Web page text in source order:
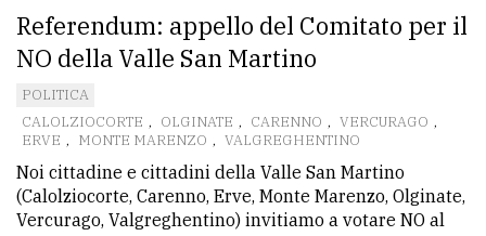
Referendum: appello del Comitato per il
NO della Valle San Martino
POLITICA
CALOLZIOCORTE , OLGINATE , CARENNO , VERCURAGO ,
ERVE , MONTE MARENZO , VALGREGHENTINO
Noi cittadine e cittadini della Valle San Martino
(Calolziocorte, Carenno, Erve, Monte Marenzo, Olginate,
Vercurago, Valgreghentino) invitiamo a votare NO al